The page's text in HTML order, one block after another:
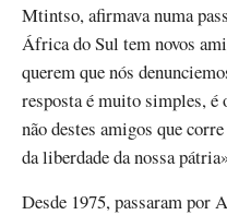
Mtintso, afirmava numa
África do Sul tem novos
querem que nós
resposta é muito simples, é
não destes amigos que
da liberdade da nossa
Desde 1975, passaram por